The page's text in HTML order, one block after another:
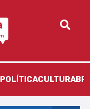
POLÍTICACULTURA